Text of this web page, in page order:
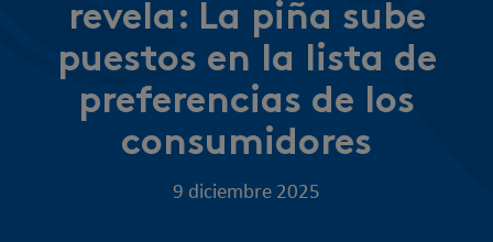
revela: La piña sube
puestos en la lista de
preferencias de los
consumidores
9 diciembre 2025